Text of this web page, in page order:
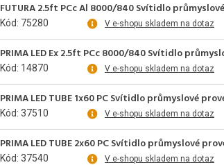
FUTURA 2.5ft PCc Al 8000/840 Svítidlo
Kód: 75280 V e-shopu skladem na dotaz
PRIMA LED Ex 2.5ft PCc 8000/840 Svítidlo
Kód: 14870 V e-shopu skladem na dotaz
PRIMA LED TUBE 1x60 PC Svítidlo průmyslové
Kód: 37510 V e-shopu skladem na dotaz
PRIMA LED TUBE 2x60 PC Svítidlo průmyslové
Kód: 37540 V e-shopu skladem na dotaz